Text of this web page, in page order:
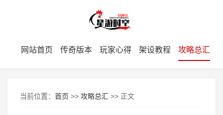
网站首页 传奇版本 玩家心得 架设教程 攻略总汇
当前位置： 首页 >> 攻略总汇 >> 正文